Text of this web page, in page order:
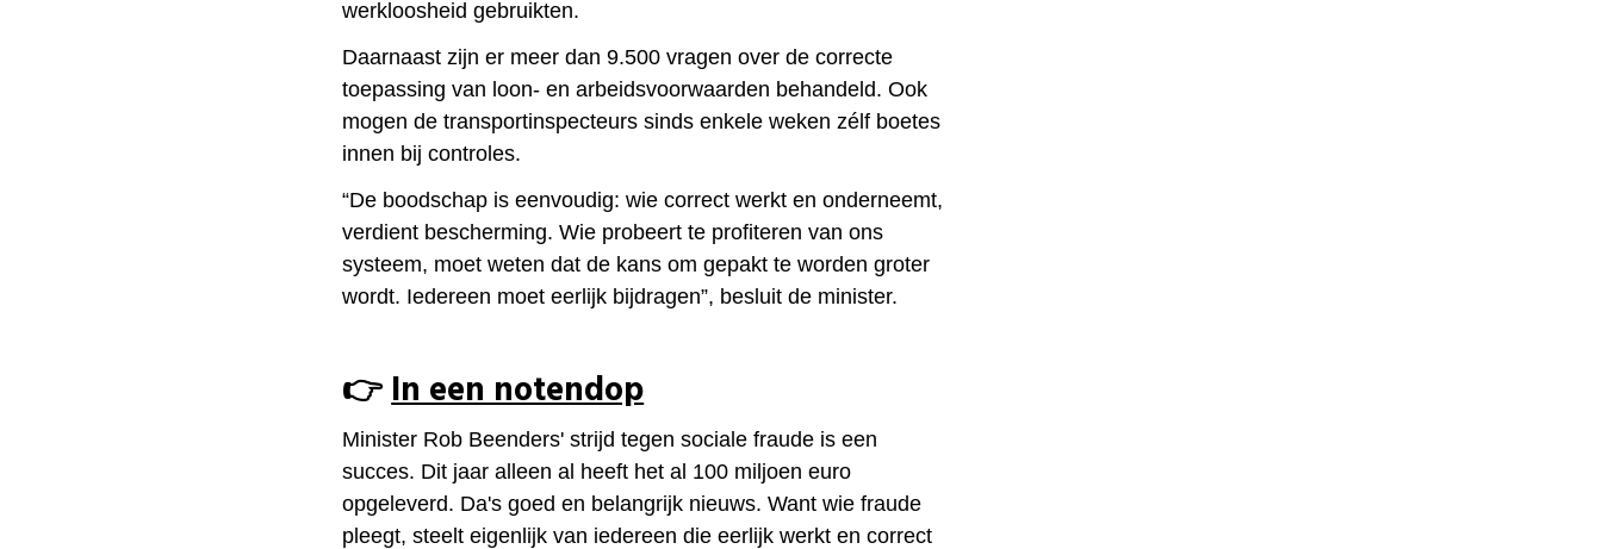
werkloosheid gebruikten.
Daarnaast zijn er meer dan 9.500 vragen over de correcte
toepassing van loon- en arbeidsvoorwaarden behandeld. Ook
mogen de transportinspecteurs sinds enkele weken zélf boetes
innen bij controles.
“De boodschap is eenvoudig: wie correct werkt en onderneemt,
verdient bescherming. Wie probeert te profiteren van ons
systeem, moet weten dat de kans om gepakt te worden groter
wordt. Iedereen moet eerlijk bijdragen”, besluit de minister.
👉​In een notendop
Minister Rob Beenders' strijd tegen sociale fraude is een
succes. Dit jaar alleen al heeft het al 100 miljoen euro
opgeleverd. Da's goed en belangrijk nieuws. Want wie fraude
pleegt, steelt eigenlijk van iedereen die eerlijk werkt en correct